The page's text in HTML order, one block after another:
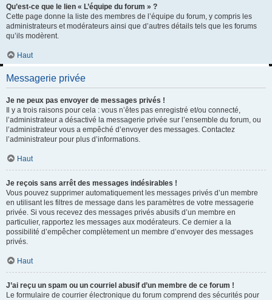
Qu’est-ce que le lien « L’équipe du forum » ?
Cette page donne la liste des membres de l’équipe du forum, y compris les
administrateurs et modérateurs ainsi que d’autres détails tels que les forums
qu’ils modèrent.
Haut
Messagerie privée
Je ne peux pas envoyer de messages privés !
Il y a trois raisons pour cela : vous n’êtes pas enregistré et/ou connecté,
l’administrateur a désactivé la messagerie privée sur l’ensemble du forum, ou
l’administrateur vous a empêché d’envoyer des messages. Contactez
l’administrateur pour plus d’informations.
Haut
Je reçois sans arrêt des messages indésirables !
Vous pouvez supprimer automatiquement les messages privés d’un membre
en utilisant les filtres de message dans les paramètres de votre messagerie
privée. Si vous recevez des messages privés abusifs d’un membre en
particulier, rapportez les messages aux modérateurs. Ce dernier a la
possibilité d’empêcher complètement un membre d’envoyer des messages
privés.
Haut
J’ai reçu un spam ou un courriel abusif d’un membre de ce forum !
Le formulaire de courrier électronique du forum comprend des sécurités pour